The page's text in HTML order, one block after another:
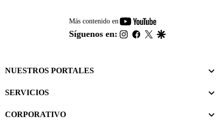
Más contenido en
youtube-
footer
Síguenos en: instagram
facebook
twitter
NUESTROS PORTALES
SERVICIOS
CORPORATIVO